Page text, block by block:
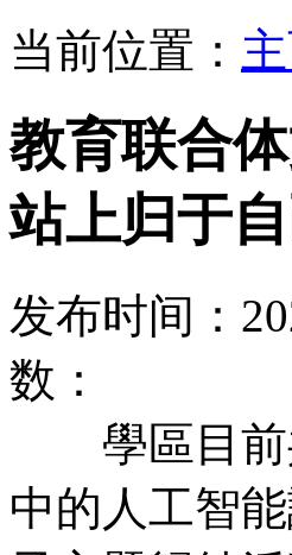
当前位置：
教育联合
站上归于
发布时间：
数：
學區目前
中的人工智